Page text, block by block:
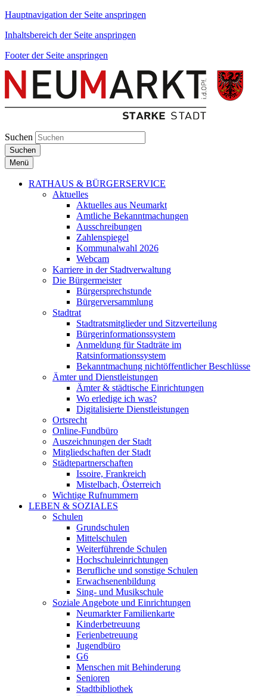
Hauptnavigation der Seite anspringen
Inhaltsbereich der Seite anspringen
Footer der Seite anspringen
Suchen
Suchen
Menü
RATHAUS & BÜRGERSERVICE
Aktuelles
Aktuelles aus Neumarkt
Amtliche Bekanntmachungen
Ausschreibungen
Zahlenspiegel
Kommunalwahl 2026
Webcam
Karriere in der Stadtverwaltung
Die Bürgermeister
Bürgersprechstunde
Bürgerversammlung
Stadtrat
Stadtratsmitglieder und Sitzverteilung
Bürgerinformationssystem
Anmeldung für Stadträte im
Ratsinformationssystem
Bekanntmachung nichtöffentlicher Beschlüsse
Ämter und Dienstleistungen
Ämter & städtische Einrichtungen
Wo erledige ich was?
Digitalisierte Dienstleistungen
Ortsrecht
Online-Fundbüro
Auszeichnungen der Stadt
Mitgliedschaften der Stadt
Städtepartnerschaften
Issoire, Frankreich
Mistelbach, Österreich
Wichtige Rufnummern
LEBEN & SOZIALES
Schulen
Grundschulen
Mittelschulen
Weiterführende Schulen
Hochschuleinrichtungen
Berufliche und sonstige Schulen
Erwachsenenbildung
Sing- und Musikschule
Soziale Angebote und Einrichtungen
Neumarkter Familienkarte
Kinderbetreuung
Ferienbetreuung
Jugendbüro
G6
Menschen mit Behinderung
Senioren
Stadtbibliothek